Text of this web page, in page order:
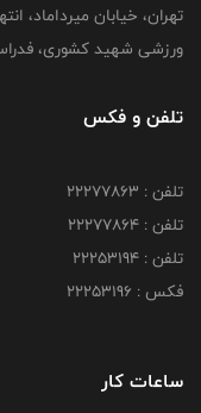
تهران، خیابان میرداماد،
ورزشی شهید کشوری،
تلفن و فکس
تلفن : 22277863
تلفن : 22277864
تلفن : 22253194
فکس : 22253196
ساعات کار